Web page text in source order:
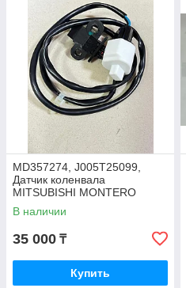
MD357274, J005T25099,
Датчик коленвала
MITSUBISHI MONTERO
V75W, PAJERO V65W, V75W
В наличии
35 000 ₸
Купить